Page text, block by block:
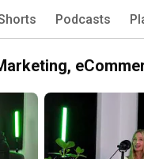
Podcasts